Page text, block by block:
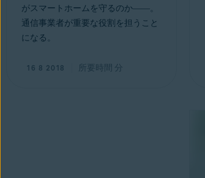
がスマートホームを守るのか――。
通信事業者が重要な役割を担うこと
になる。
16 8 2018 所要時間 分